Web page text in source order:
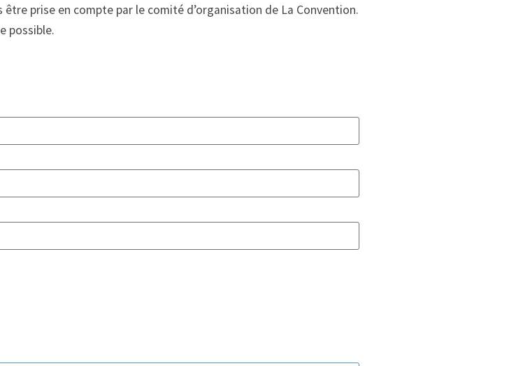
être prise en compte par le comité d’organisation de La Convention.
possible.